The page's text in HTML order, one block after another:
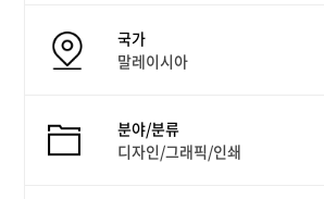
국가
말레이시아
분야/분류
디자인/그래픽/인쇄